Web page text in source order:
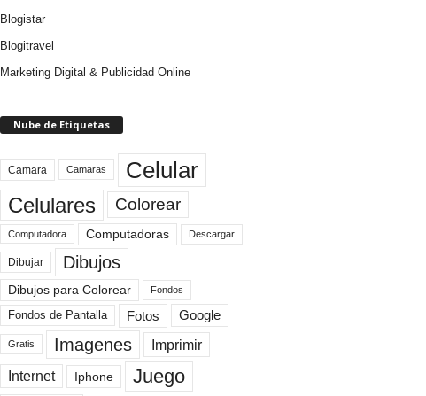
Blogistar
Blogitravel
Marketing Digital & Publicidad Online
Nube de Etiquetas
Camara Camaras Celular
Celulares Colorear
Computadora Computadoras Descargar
Dibujar Dibujos
Dibujos para Colorear Fondos
Fondos de Pantalla Fotos Google
Gratis Imagenes Imprimir
Internet Iphone Juego